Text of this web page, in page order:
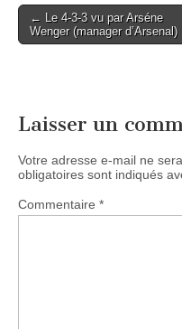
Post
navigation
← Le 4-3-3 vu par Arséne
Wenger (manager d’Arsenal)
Laisser un
Votre adresse e-mail ne
obligatoires sont indiqués
Commentaire *